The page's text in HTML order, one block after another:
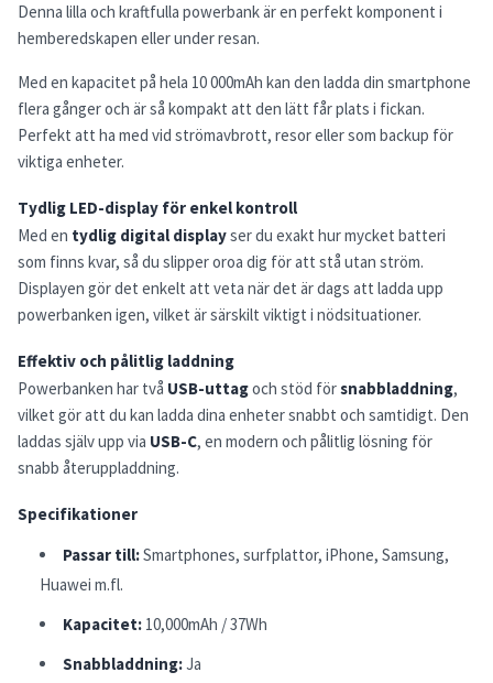
Denna lilla och kraftfulla powerbank är en perfekt komponent i
hemberedskapen eller under resan.
Med en kapacitet på hela 10 000mAh kan den ladda din smartphone
flera gånger och är så kompakt att den lätt får plats i fickan.
Perfekt att ha med vid strömavbrott, resor eller som backup för
viktiga enheter.
Tydlig LED-display för enkel kontroll
Med en tydlig digital displayser du exakt hur mycket batteri
som finns kvar, så du slipper oroa dig för att stå utan ström.
Displayen gör det enkelt att veta när det är dags att ladda upp
powerbanken igen, vilket är särskilt viktigt i nödsituationer.
Effektiv och pålitlig laddning
Powerbanken har två USB-uttagoch stöd försnabbladdning,
vilket gör att du kan ladda dina enheter snabbt och samtidigt. Den
laddas själv upp via USB-C, en modern och pålitlig lösning för
snabb återuppladdning.
Specifikationer
Passar till:Smartphones, surfplattor, iPhone, Samsung,
Huawei m.fl.
Kapacitet: 10,000mAh / 37Wh
Snabbladdning:Ja